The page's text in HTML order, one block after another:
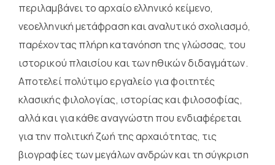
περιλαμβάνει το αρχαίο ελληνικό κείμενο,
νεοελληνική μετάφραση και αναλυτικό σχολιασμό,
παρέχοντας πλήρη κατανόηση της γλώσσας, του
ιστορικού πλαισίου και των ηθικών διδαγμάτων.
Αποτελεί πολύτιμο εργαλείο για φοιτητές
κλασικής φιλολογίας, ιστορίας και φιλοσοφίας,
αλλά και για κάθε αναγνώστη που ενδιαφέρεται
για την πολιτική ζωή της αρχαιότητας, τις
βιογραφίες των μεγάλων ανδρών και τη σύγκριση